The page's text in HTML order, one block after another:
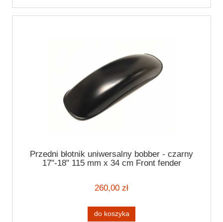
Przedni błotnik uniwersalny bobber - czarny
17"-18" 115 mm x 34 cm Front fender
260,00 zł
do koszyka